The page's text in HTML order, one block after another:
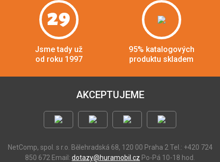
29
Jsme tady už
od roku 1997
95% katalogových
produktu skladem
AKCEPTUJEME
NetComp, spol. s r.o. Bělehradská 68, 120 00 Praha 2 Tel.: +420 724
850 672 Email: dotazy@huramobil.cz Po-Pá 10-18 hod.